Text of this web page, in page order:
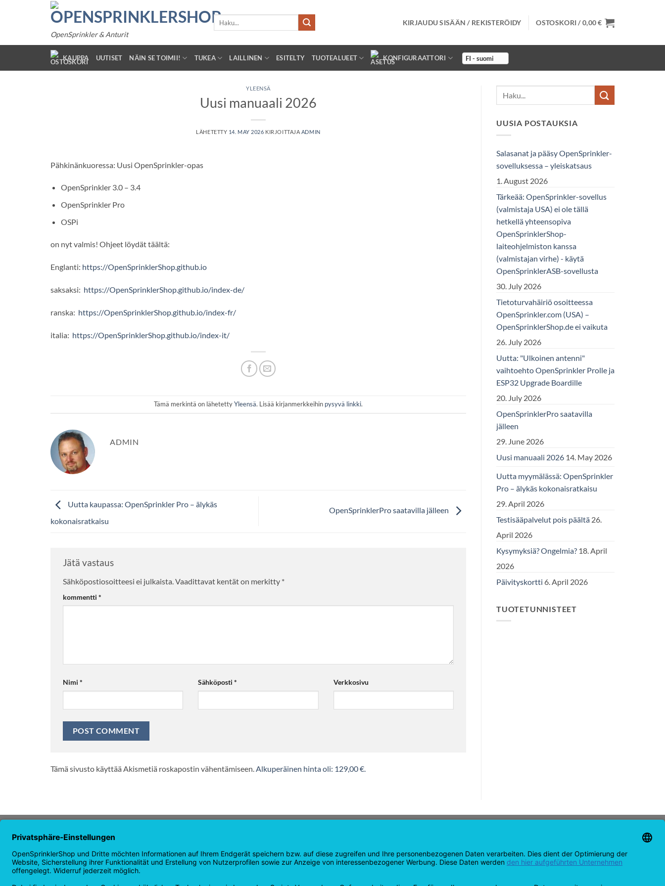
OpenSprinkler & Anturit
KIRJAUDU SISÄÄN / REKISTERÖIDY OSTOSKORI /0,00€
KAUPPA UUTISET NÄIN SE TOIMII! TUKEA LAILLINEN ESITELTY TUOTEALUEET KONFIGURAATTORI
YLEENSÄ
Uusi manuaali 2026
LÄHETETTY 14. MAY 2026 KIRJOITTAJA ADMIN
Pähkinänkuoressa: Uusi OpenSprinkler-opas
OpenSprinkler 3.0 – 3.4
OpenSprinkler Pro
OSPi
on nyt valmis! Ohjeet löydät täältä:
Englanti: https://OpenSprinklerShop.github.io
saksaksi: https://OpenSprinklerShop.github.io/index-de/
ranska: https://OpenSprinklerShop.github.io/index-fr/
italia: https://OpenSprinklerShop.github.io/index-it/
Tämä merkintä on lähetettyYleensä. Lisää kirjanmerkkeihin pysyvä linkki.
ADMIN
Uutta kaupassa: OpenSprinkler Pro – älykäs
kokonaisratkaisu
OpenSprinklerPro saatavilla jälleen
Jätä vastaus
Sähköpostiosoitteesi ei julkaista. Vaadittavat kentät on merkitty *
kommentti *
Nimi * Sähköposti* Verkkosivu
Alternative:
Tämä sivusto käyttää Akismetiä roskapostin vähentämiseen.Alkuperäinen hinta oli: 129,00 €.
UUSIA POSTAUKSIA
Salasanat ja pääsy OpenSprinkler-
sovelluksessa – yleiskatsaus
1. August 2026
Tärkeää: OpenSprinkler-sovellus
(valmistaja USA) ei ole tällä
hetkellä yhteensopiva
OpenSprinklerShop-
laiteohjelmiston kanssa
(valmistajan virhe) - käytä
OpenSprinklerASB-sovellusta
30. July 2026
Tietoturvahäiriö osoitteessa
OpenSprinkler.com (USA) –
OpenSprinklerShop.de ei vaikuta
26. July 2026
Uutta: "Ulkoinen antenni"
vaihtoehto OpenSprinkler Prolle ja
ESP32 Upgrade Boardille
20. July 2026
OpenSprinklerPro saatavilla
jälleen
29. June 2026
Uusi manuaali 2026 14. May 2026
Uutta myymälässä: OpenSprinkler
Pro – älykäs kokonaisratkaisu
29. April 2026
Testisääpalvelut pois päältä 26.
April 2026
Kysymyksiä? Ongelmia? 18. April
2026
Päivityskortti 6. April 2026
TUOTETUNNISTEET
TIETOJA MEISTÄ
OpenSprinkler on maailman johtava
avoimen lähdekoodin
Kotisivu
Tuotteet
support@opensprinklershop.de